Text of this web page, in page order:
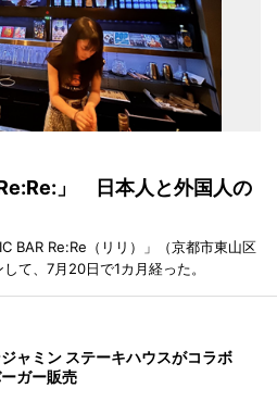
」 日本人と外国人の
BAR Re:Re（リリ）」（京都市東山区
て、7月20日で1カ月経った。
ャミン ステーキハウスがコラボ
ガー販売